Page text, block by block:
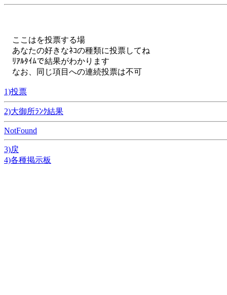
ここはを投票する場
あなたの好きなﾈｺの種類に投票してね
ﾘｱﾙﾀｲﾑで結果がわかります
なお、同じ項目への連続投票は不可
1)投票
2)大御所ﾗﾝｸ結果
NotFound
3)戻
4)各種掲示板